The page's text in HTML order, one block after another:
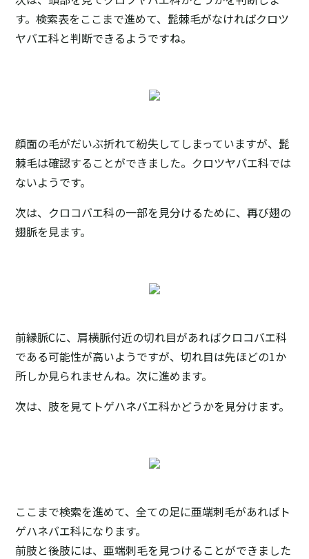
す。検索表をここまで進めて、髭棘毛がなければクロツ
ヤバエ科と判断できるようですね。
顔面の毛がだいぶ折れて紛失してしまっていますが、髭
棘毛は確認することができました。クロツヤバエ科では
ないようです。
次は、クロコバエ科の一部を見分けるために、再び翅の
翅脈を見ます。
前縁脈Cに、肩横脈付近の切れ目があればクロコバエ科
である可能性が高いようですが、切れ目は先ほどの1か
所しか見られませんね。次に進めます。
次は、肢を見てトゲハネバエ科かどうかを見分けます。
ここまで検索を進めて、全ての足に亜端刺毛があればト
ゲハネバエ科になります。
前肢と後肢には、亜端刺毛を見つけることができました